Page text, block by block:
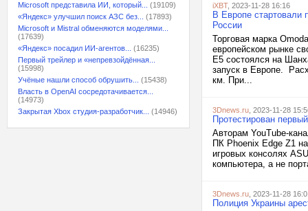
Microsoft представила ИИ, который...
(19109)
«Яндекс» улучшил поиск АЗС без...
(17893)
Microsoft и Mistral обменяются моделями...
(17639)
«Яндекс» посадил ИИ-агентов...
(16235)
Первый трейлер и «непревзойдённая...
(15998)
Учёные нашли способ обрушить...
(15438)
Власть в OpenAI сосредотачивается...
(14973)
Закрытая Xbox студия-разработчик...
(14946)
iXBT, 2023-11-28 16:16
В Европе стартовали
России
Торговая марка
европейском рынке
E5 состоялся на
запуск в Европе.
км. При...
3Dnews.ru , 2023-11-28
Протестирован
Авторам YouTube-
ПК Phoenix Edge Z1
игровых консолях
компьютера, а не
3Dnews.ru , 2023-11-28
Полиция Украины